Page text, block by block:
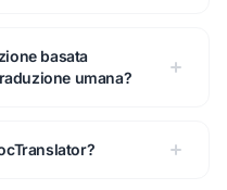
basata
umana?